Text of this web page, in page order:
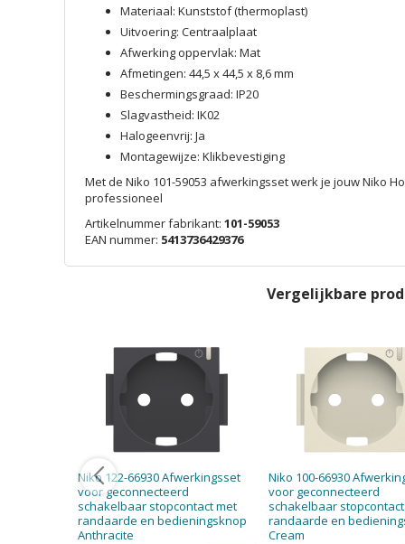
Materiaal: Kunststof (thermoplast)
Uitvoering: Centraalplaat
Afwerking oppervlak: Mat
Afmetingen: 44,5 x 44,5 x 8,6 mm
Beschermingsgraad: IP20
Slagvastheid: IK02
Halogeenvrij: Ja
Montagewijze: Klikbevestiging
Met de Niko 101-59053 afwerkingsset werk je jouw Niko
professioneel
Artikelnummer fabrikant: 101-59053
EAN nummer: 5413736429376
Vergelijkbare
Niko 122-66930 Afwerkingsset
voor geconnecteerd
schakelbaar stopcontact met
randaarde en bedieningsknop
Anthracite
Niko 100-66930
voor geconnecteerd
schakelbaar
randaarde en
Cream